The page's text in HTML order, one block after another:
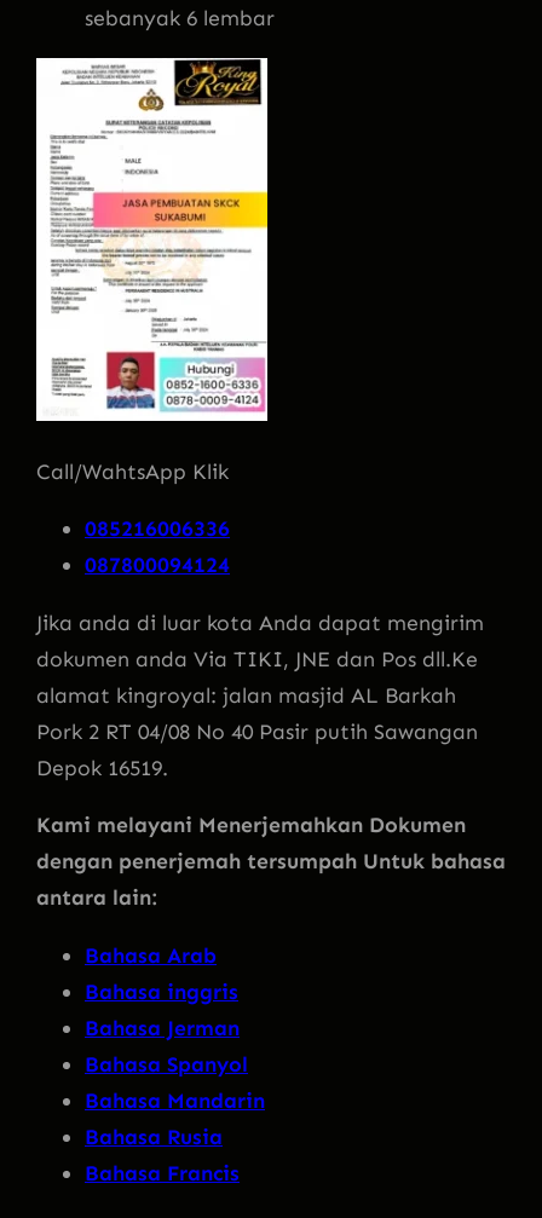
sebanyak 6 lembar
Call/WahtsApp Klik
085216006336
087800094124
Jika anda di luar kota Anda dapat mengirim
dokumen anda Via TIKI, JNE dan Pos dll.Ke
alamat kingroyal: jalan masjid AL Barkah
Pork 2 RT 04/08 No 40 Pasir putih Sawangan
Depok 16519.
Kami melayani Menerjemahkan Dokumen
dengan penerjemah tersumpah Untuk bahasa
antara lain:
Bahasa Arab
Bahasa inggris
Bahasa Jerman
Bahasa Spanyol
Bahasa Mandarin
Bahasa Rusia
Bahasa Francis